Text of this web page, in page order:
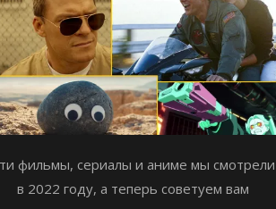
фильмы, сериалы и аниме мы смотрели
в 2022 году, а теперь советуем вам